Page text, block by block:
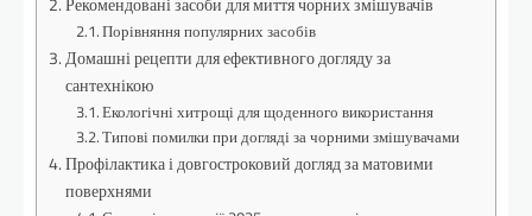
Порівняння популярних засобів
Домашні рецепти для ефективного догляду за
сантехнікою
Екологічні хитрощі для щоденного використання
Типові помилки при догляді за чорними змішувачами
Профілактика і довгостроковий догляд за матовими
поверхнями